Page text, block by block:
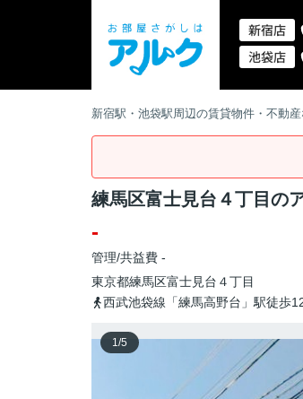
新宿店
池袋店
新宿駅・池袋駅周辺の賃貸物件・不動
練馬区富士見台４丁目の
-
管理/共益費 -
東京都練馬区富士見台 ４丁目
西武池袋線「練馬高野台」駅徒歩
1/5